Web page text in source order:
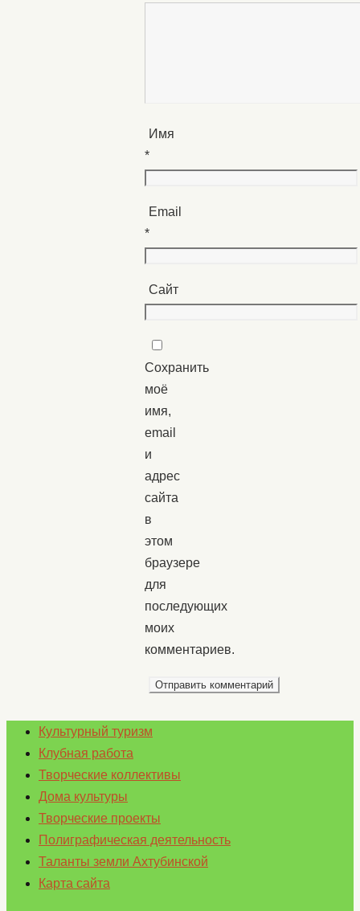
Имя
*
Email
*
Сайт
Сохранить
моё
имя,
email
и
адрес
сайта
в
этом
браузере
для
последующих
моих
комментариев.
Культурный туризм
Клубная работа
Творческие коллективы
Дома культуры
Творческие проекты
Полиграфическая деятельность
Таланты земли Ахтубинской
Карта сайта